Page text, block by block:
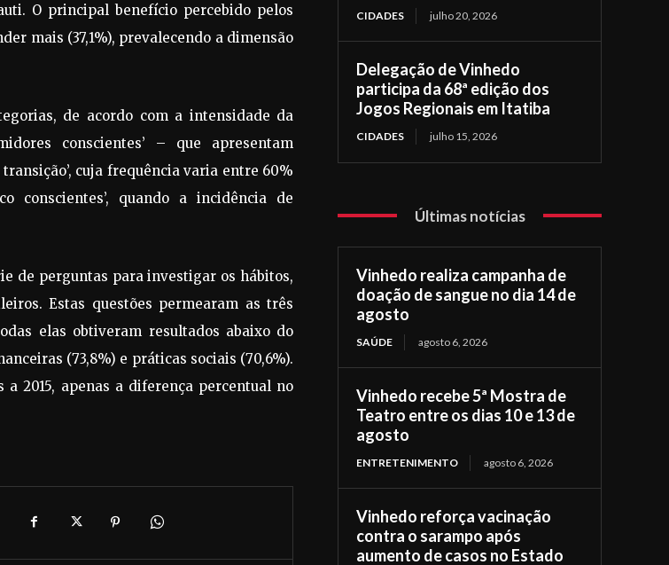
O principal benefício percebido pelos
mais (37,1%), prevalecendo a dimensão
de acordo com a intensidade da
conscientes’ – que apresentam
cuja frequência varia entre 60%
conscientes’, quando a incidência de
de perguntas para investigar os hábitos,
Estas questões permearam as três
elas obtiveram resultados abaixo do
(73,8%) e práticas sociais (70,6%).
2015, apenas a diferença percentual no
CIDADES julho 20, 2026
Delegação de Vinhedo
participa da 68ª edição dos
Jogos Regionais em Itatiba
CIDADES julho 15, 2026
Últimas notícias
Vinhedo realiza campanha de
doação de sangue no dia 14 de
agosto
SAÚDE agosto 6, 2026
Vinhedo recebe 5ª Mostra de
Teatro entre os dias 10 e 13 de
agosto
ENTRETENIMENTO agosto 6, 2026
Vinhedo reforça vacinação
contra o sarampo após
aumento de casos no Estado